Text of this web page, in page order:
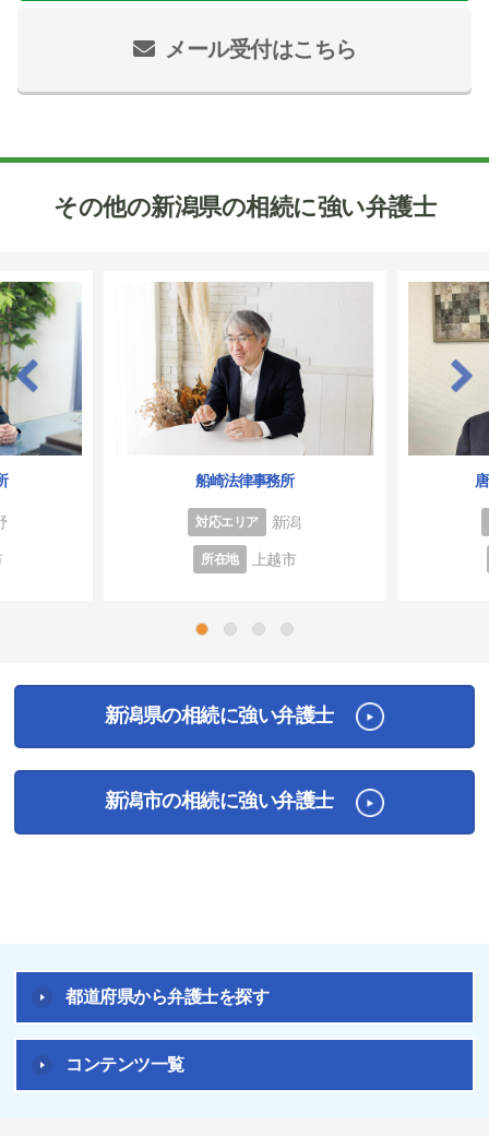
メール受付はこちら
その他の新潟県の相続に強い弁護士
船崎法律事務所
対応エリア 新潟
所在地 上越市
新潟県の相続に強い弁護士
新潟市の相続に強い弁護士
都道府県から弁護士を探す
コンテンツ一覧